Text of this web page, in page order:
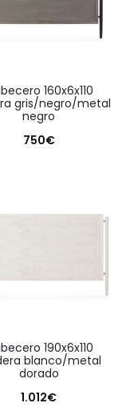
gris/negro/metal
negro
750€
blanco/metal
dorado
1.012€